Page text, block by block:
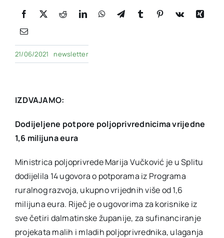
21/06/2021 newsletter
IZDVAJAMO:
Dodijeljene potpore poljoprivrednicima vrijedne
1,6 milijuna eura
Ministrica poljoprivrede Marija Vučković je u Splitu
dodijelila 14 ugovora o potporama iz Programa
ruralnog razvoja, ukupno vrijednih više od 1,6
milijuna eura. Riječ je o ugovorima za korisnike iz
sve četiri dalmatinske županije, za sufinanciranje
projekata malih i mladih poljoprivrednika, ulaganja